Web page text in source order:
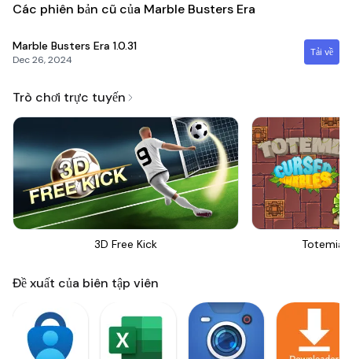
Các phiên bản cũ của Marble Busters Era
Marble Busters Era 1.0.31
Dec 26, 2024
Tải về
Trò chơi trực tuyến
3D Free Kick Totemia
Đề xuất của biên tập viên